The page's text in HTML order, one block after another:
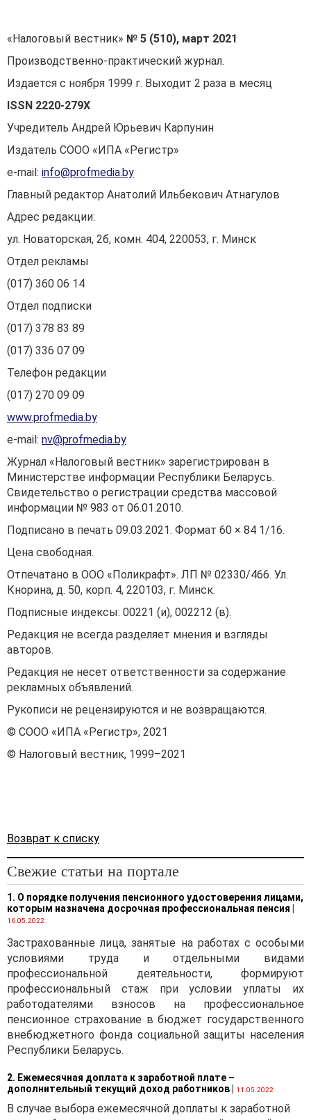
«Налоговый вестник» № 5 (510), март 2021
Производственно-практический журнал.
Издается с ноября 1999 г. Выходит 2 раза в месяц
ISSN 2220-279X
Учредитель Андрей Юрьевич Карпунин
Издатель СООО «ИПА «Регистр»
е-mail: info@profmedia.by
Главный редактор Анатолий Ильбекович Атнагулов
Адрес редакции:
ул. Новаторская, 2б, комн. 404, 220053, г. Минск
Отдел рекламы
(017) 360 06 14
Отдел подписки
(017) 378 83 89
(017) 336 07 09
Телефон редакции
(017) 270 09 09
www.profmedia.by
е-mail: nv@profmedia.by
Журнал «Налоговый вестник» зарегистрирован в
Министерстве информации Республики Беларусь.
Свидетельство о регистрации средства массовой
информации № 983 от 06.01.2010.
Подписано в печать 09.03.2021. Формат 60 × 84 1/16.
Цена свободная.
Отпечатано в ООО «Поликрафт». ЛП № 02330/466. Ул.
Кнорина, д. 50, корп. 4, 220103, г. Минск.
Подписные индексы: 00221 (и), 002212 (в).
Редакция не всегда разделяет мнения и взгляды
авторов.
Редакция не несет ответственности за содержание
рекламных объявлений.
Рукописи не рецензируются и не возвращаются.
© СООО «ИПА «Регистр», 2021
© Налоговый вестник, 1999–2021
Возврат к списку
Свежие статьи на портале
1. О порядке получения пенсионного удостоверения лицами,
которым назначена досрочная профессиональная пенсия
16.05.2022
Застрахованные лица, занятые на работах с особыми
условиями труда и отдельными видами
профессиональной деятельности, формируют
профессиональный стаж при условии уплаты их
работодателями взносов на профессиональное
пенсионное страхование в бюджет государственного
внебюджетного фонда социальной защиты населения
Республики Беларусь.
2. Ежемесячная доплата к заработной плате –
дополнительный текущий доход работников
11.05.2022
В случае выбора ежемесячной доплаты к заработной